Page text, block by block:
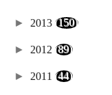
► 2013 (150)
► 2012 (89)
► 2011 (44)